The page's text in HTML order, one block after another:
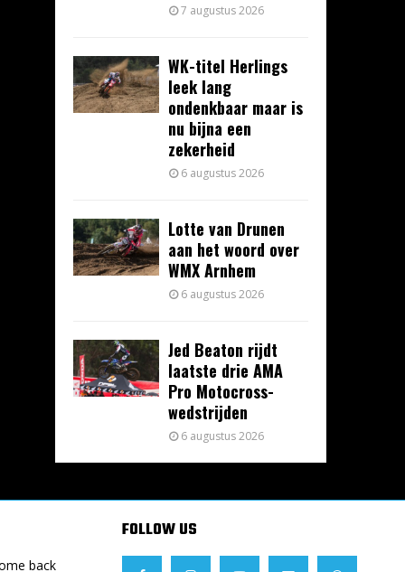
7 augustus 2026
WK-titel Herlings
leek lang
ondenkbaar maar is
nu bijna een
zekerheid
6 augustus 2026
Lotte van Drunen
aan het woord over
WMX Arnhem
6 augustus 2026
Jed Beaton rijdt
laatste drie AMA
Pro Motocross-
wedstrijden
6 augustus 2026
back
FOLLOW US